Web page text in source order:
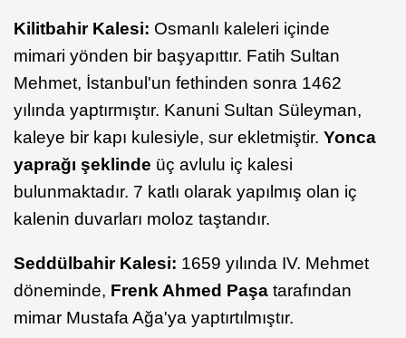
Kilitbahir Kalesi: Osmanlı kaleleri içinde
mimari yönden bir başyapıttır. Fatih Sultan
Mehmet, İstanbul'un fethinden sonra 1462
yılında yaptırmıştır. Kanuni Sultan Süleyman,
kaleye bir kapı kulesiyle, sur ekletmiştir. Yonca
yaprağı şeklinde üç avlulu iç kalesi
bulunmaktadır. 7 katlı olarak yapılmış olan iç
kalenin duvarları moloz taştandır.
Seddülbahir Kalesi: 1659 yılında IV. Mehmet
döneminde, Frenk Ahmed Paşa tarafından
mimar Mustafa Ağa'ya yaptırtılmıştır.